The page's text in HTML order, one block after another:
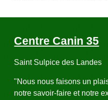
Centre Canin 35
Saint Sulpice des Landes
"Nous nous faisons un
notre savoir-faire et notre